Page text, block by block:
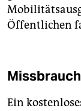
Öffentlichen
Ein